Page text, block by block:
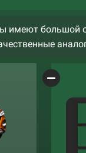
имеют большой